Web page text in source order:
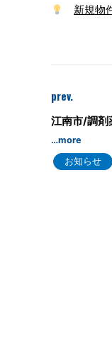
新規物
prev.
江南市/調
…more
お知らせ